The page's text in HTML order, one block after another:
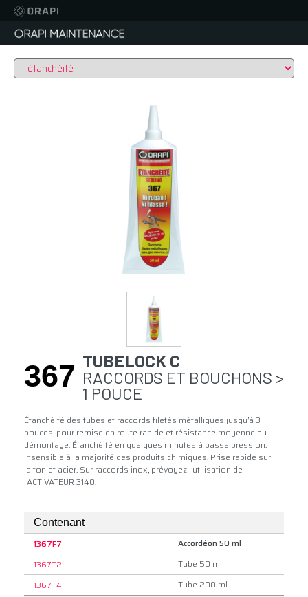
367 TUBELOCK C
RACCORDS ET BOUCHONS >
1 POUCE
Étanchéité des tubes et raccords filetés métalliques jusqu’à 3
pouces, pour remise en route rapide et résistance moyenne au
démontage. Étanchéité en quelques minutes à basse pression.
Insensible à la majorité des produits chimiques. Prise rapide sur
laiton et acier. Sur raccords inox, prévoyez l’utilisation de
l’ACTIVATEUR 3140.
Contenant
1367F7
Accordéon 50 ml
1367T2
Tube 50 ml
1367T4
Tube 200 ml